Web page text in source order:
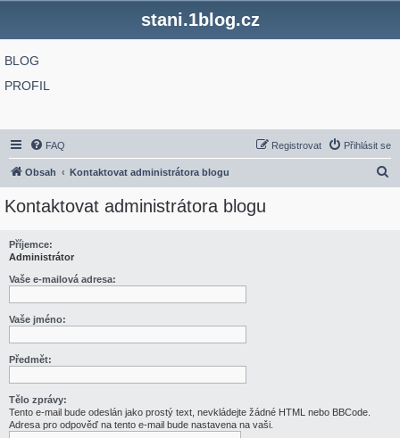
stani.1blog.cz
BLOG
PROFIL
FAQ Přihlásit se
Registrovat
Obsah Kontaktovat administrátora blogu
Kontaktovat administrátora blogu
Příjemce:
Administrátor
Vaše e-mailová adresa:
Vaše jméno:
Předmět:
Tělo zprávy:
Tento e-mail bude odeslán jako prostý text, nevkládejte žádné HTML nebo BBCode.
Adresa pro odpověď na tento e-mail bude nastavena na vaši.